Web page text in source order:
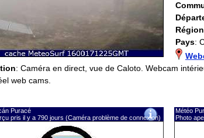
Région
Pays:
: Caméra en direct, vue de Caloto. Webcam
web cams.
Puracé
pris il y a 790 jours (Caméra problème de connexion)
Météo
Photo